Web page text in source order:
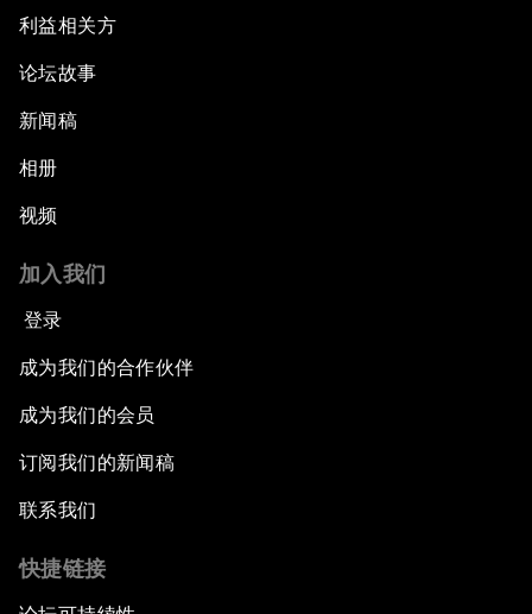
利益相关方
论坛故事
新闻稿
相册
视频
加入我们
登录
成为我们的合作伙伴
成为我们的会员
订阅我们的新闻稿
联系我们
快捷链接